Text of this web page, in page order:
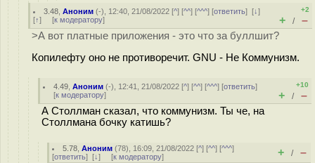
3.48 ,Аноним (-), 12:40, 21/08/2022 [^] [^^] [^^^] [ответить][↓]
[↑] [к модератору]
+2
+ / –
>А вот платные приложения - это что за буллшит?
Копилефту оно не противоречит. GNU - Не Коммунизм.
4.49 ,Аноним (-), 12:41, 21/08/2022 [^] [^^] [^^^] [ответить]
[к модератору]
+10
+ / –
А Столлман сказал, что коммунизм. Ты че, на
Столлмана бочку катишь?
5.78 ,Аноним (78), 16:09, 21/08/2022 [^] [^^] [^^^]
[ответить] [↓] [к модератору] + / –